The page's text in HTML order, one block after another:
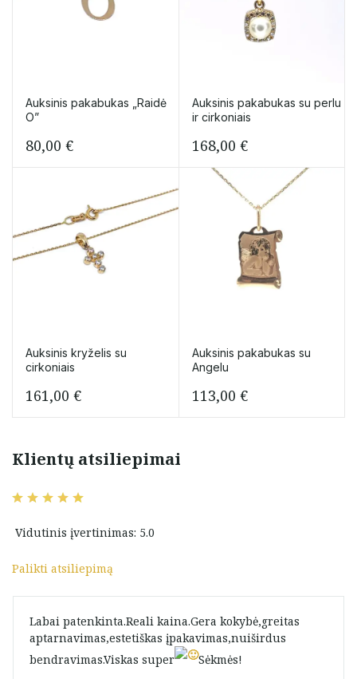
Auksinis pakabukas „Raidė
O”
80,00 €
Auksinis pakabukas su perlu
ir cirkoniais
168,00 €
Auksinis kryželis su
cirkoniais
161,00 €
Auksinis pakabukas su
Angelu
113,00 €
Klientų atsiliepimai
Vidutinis įvertinimas: 5.0
Palikti atsiliepimą
Labai patenkinta.Reali kaina.Gera kokybė,greitas
aptarnavimas,estetiškas įpakavimas,nuiširdus
bendravimas.Viskas super
Sėkmės!